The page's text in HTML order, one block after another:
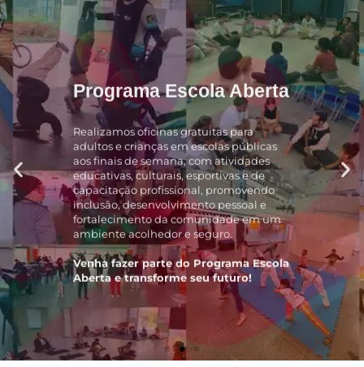
Programa Escola Aberta
Realizamos oficinas gratuitas para
adultos e crianças em escolas públicas
aos finais de semana, com atividades
educativas, culturais, esportivas e de
capacitação profissional, promovendo
inclusão, desenvolvimento pessoal e
fortalecimento da comunidade em um
ambiente acolhedor e seguro.
Venha fazer parte do Programa Escola
Aberta e transforme seu futuro!